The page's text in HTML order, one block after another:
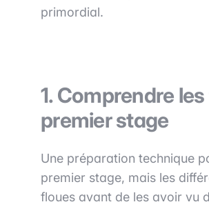
primordial.
1. Comprendre
premier stage
Une préparation technique
premier stage, mais les
floues avant de les avoir vu